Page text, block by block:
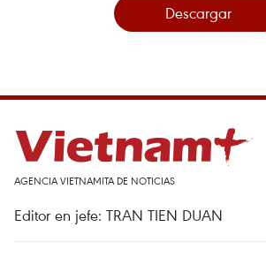
Descargar
AGENCIA VIETNAMITA DE NOTICIAS
Editor en jefe: TRAN TIEN DUAN